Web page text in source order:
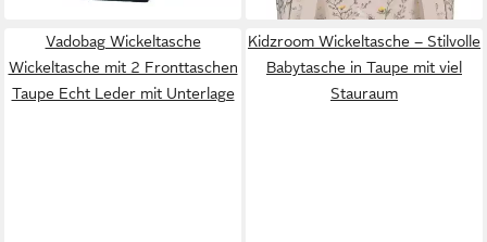
Vadobag Wickeltasche
Wickeltasche mit 2 Fronttaschen
Taupe Echt Leder mit Unterlage
Kidzroom Wickeltasche – Stilvolle
Babytasche in Taupe mit viel
Stauraum